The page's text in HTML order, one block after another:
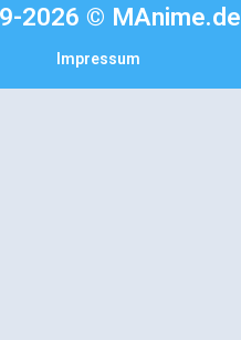
2026 © MAnime.de
Impressum